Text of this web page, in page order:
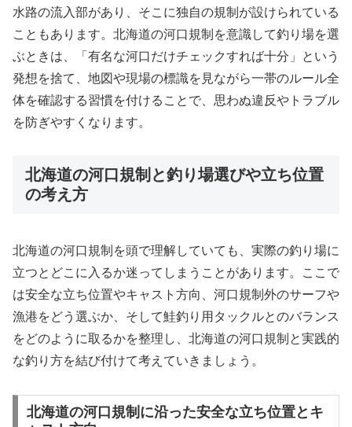
水路の流入部があり、そこに独自の規制が設けられている
こともあります。北海道の河口規制を意識して釣り場を選
ぶときは、「有名な河口だけチェックすれば十分」という
発想を捨て、地図や現場の標識を見ながら一帯のルール全
体を確認する習慣を付けることで、思わぬ違反やトラブル
を防ぎやすくなります。
北海道の河口規制と釣り場選びや立ち位置
の考え方
北海道の河口規制を頭で理解していても、実際の釣り場に
立つとどこに入るか迷ってしまうことがあります。ここで
は安全な立ち位置やキャスト方向、河口規制外のサーフや
漁港をどう選ぶか、そして鮭釣り用タックルとのバランス
をどのように取るかを整理し、北海道の河口規制と実践的
な釣り方を結び付けて考えていきましょう。
北海道の河口規制に沿った安全な立ち位置とキ